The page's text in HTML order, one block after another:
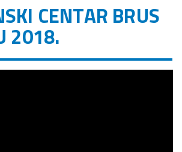
CENTAR BRUS
2018.